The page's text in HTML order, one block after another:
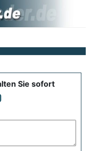
Sie sofort